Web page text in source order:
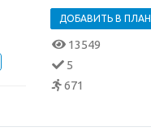
13549
5
671
ДОБАВИТЬ В ПЛАН